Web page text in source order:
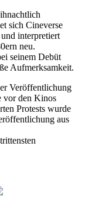
sich Cineverse
interpretiert
neu.
seinem Debüt
Aufmerksamkeit.
Veröffentlichung
vor den Kinos
Protests wurde
aus